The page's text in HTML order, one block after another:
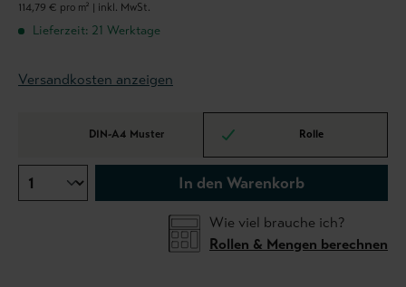
114,79 € pro m² | inkl. MwSt.
Lieferzeit: 21 Werktage
Versandkosten anzeigen
DIN-A4 Muster Rolle
In den Warenkorb
Wie viel brauche ich?
Rollen & Mengen berechnen